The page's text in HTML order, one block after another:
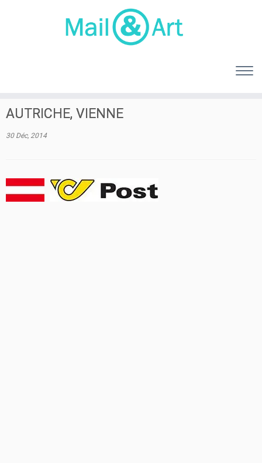
AUTRICHE, VIENNE
30 Déc, 2014